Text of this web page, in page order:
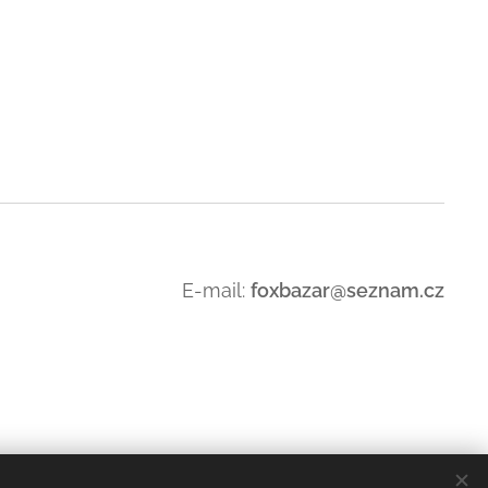
E-mail: foxbazar@seznam.cz